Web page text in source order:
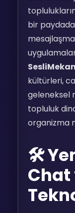
bir paydada
SesliMekan
kültürleri,
geleneksel
topluluk
organizma
🛠️
Chat